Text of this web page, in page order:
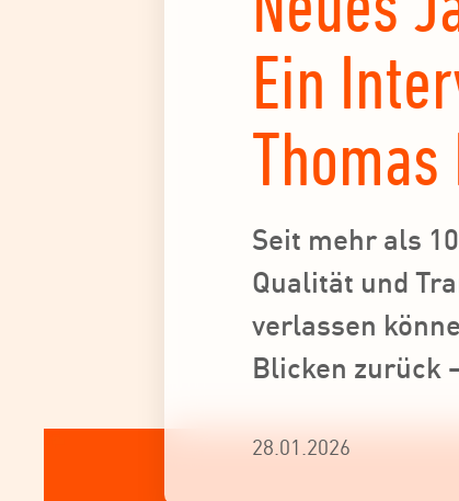
Ein
Seit mehr als
Qualität und
verlassen
Blicken zurück
28.01.2026